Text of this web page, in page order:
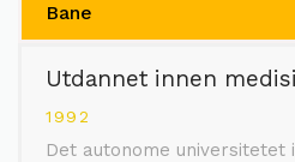
Bane
Utdannet innen
1992
Det autonome universitetet